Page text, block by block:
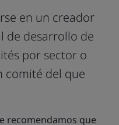
en un creador
de desarrollo de
por sector o
comité del que
recomendamos que